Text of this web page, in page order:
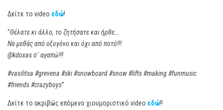
Δείτε το video εδώ!
“Θέλατε κι άλλο, το ζητήσατε και ήρθε…
Να μεθάς από οξυγόνο και όχι από ποτό!!!
@kdoxas σ´ αγαπώ!!!
‪#‎vasilitsa‬ ‪#‎grevena‬ ‪#‎ski‬ ‪#‎snowboard‬ ‪#‎snow‬ ‪#‎lifts‬ ‪#‎making‬ ‪#‎funmusic‬
‪#‎friends‬ ‪#‎crazyboys‬”
Δείτε το ακριβώς επόμενο χιουμοριστικό video εδώ!!